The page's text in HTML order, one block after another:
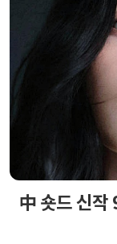
中 숏드 신작